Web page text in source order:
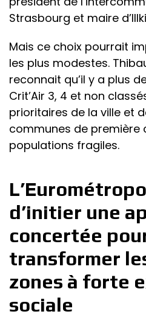
Strasbourg et maire
Mais ce choix pourrait
les plus modestes.
reconnait qu’il y a plus
Crit’Air 3, 4 et non
prioritaires de la ville et
communes de première
populations fragiles.
d’initier une
concertée
transformer
zones à forte
sociale